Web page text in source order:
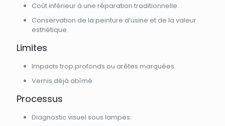
Coût inférieur à une réparation traditionnelle.
Conservation de la peinture d’usine et de la valeur
esthétique.
Limites
Impacts trop profonds ou arêtes marquées.
Vernis déjà abîmé.
Processus
Diagnostic visuel sous lampes.